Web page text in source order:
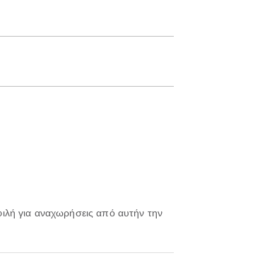
για αναχωρήσεις από αυτήν την